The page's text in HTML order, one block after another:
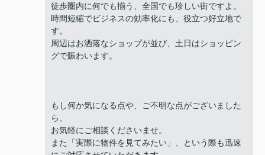
徒歩圏内に何でも揃う、全国でも珍しい街ですよ。
時間短縮でビジネスの効率化にも、役立つ好立地で
す。
周辺はお洒落なショップが並び、土日はショッピン
グで賑わいます。
もし何か気になる点や、ご不明な点がございました
ら、
お気軽にご相談くださいませ。
また「実際に物件を見てみたい」、という際も迅速